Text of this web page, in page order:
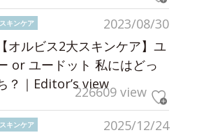
2023/08/30
スキンケア
【オルビス2大スキンケア】ユ
or ユードット 私にはどっ
？｜Editor’s view226609 view
2025/12/24
スキンケア